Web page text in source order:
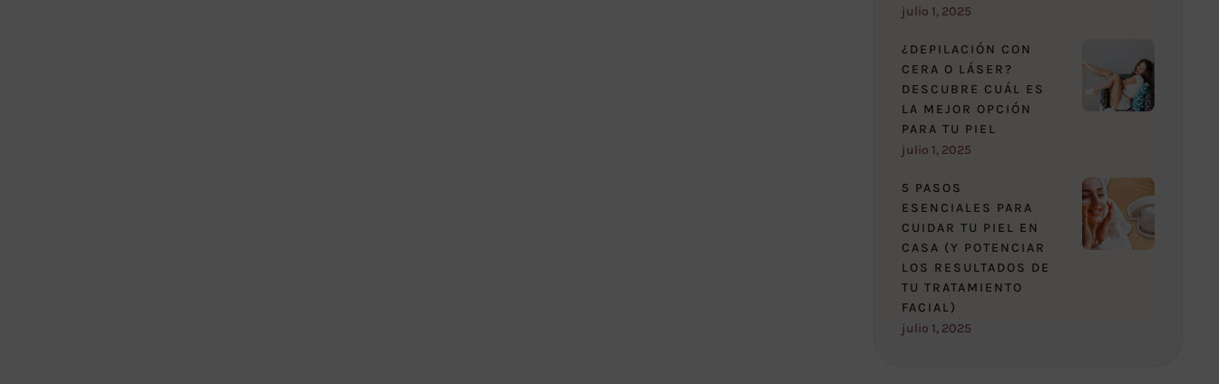
julio 1, 2025
¿DEPILACIÓN CON
CERA O LÁSER?
DESCUBRE CUÁL ES
LA MEJOR OPCIÓN
PARA TU PIEL
julio 1, 2025
5 PASOS
ESENCIALES PARA
CUIDAR TU PIEL EN
CASA (Y POTENCIAR
LOS RESULTADOS DE
TU TRATAMIENTO
FACIAL)
julio 1, 2025